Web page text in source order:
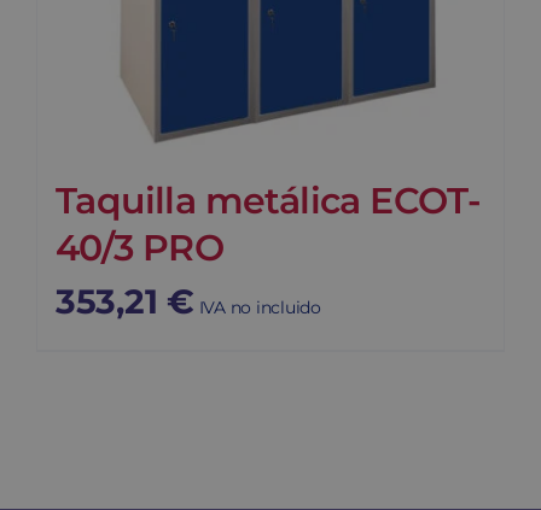
Taquilla metálica ECOT-
40/3 PRO
353,21 € IVA no incluido